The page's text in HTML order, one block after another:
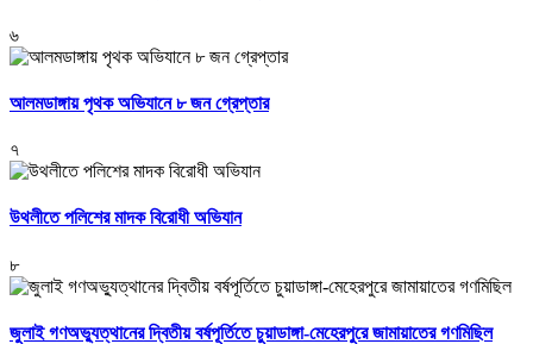
৬
আলমডাঙ্গায় পৃথক অভিযানে ৮ জন গ্রেপ্তার
৭
উথলীতে পলিশের মাদক বিরোধী অভিযান
৮
জুলাই গণঅভ্যুত্থানের দ্বিতীয় বর্ষপূর্তিতে চুয়াডাঙ্গা-মেহেরপুরে জামায়াতের গণমিছিল